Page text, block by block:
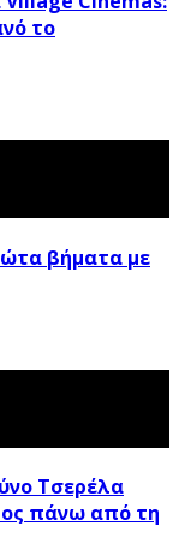
το
βήματα με
Τσερέλα
πάνω από τη